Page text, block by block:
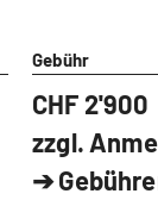
Gebühr
CHF 2'900
zzgl.
➔